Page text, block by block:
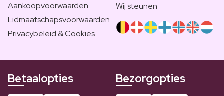
Aankoopvoorwaarden
Lidmaatschapsvoorwaarden
Privacybeleid & Cookies
Wij steunen
Betaalopties Bezorgopties